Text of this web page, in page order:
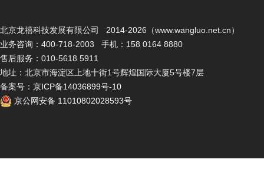
北京龙禧科技发展有限公司 2014-2026（www.wangluo.net.cn）
业务咨询：400-718-2003 手机：158 0164 8880
售后服务：010-5618 5911
地址：北京市海淀区上地十街1号辉煌国际大厦5号楼7层
备案号： 京ICP备14036899号-10
京公网安备 11010802028593号